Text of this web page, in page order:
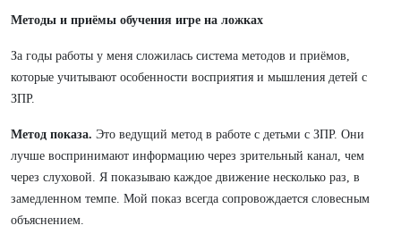
Методы и приёмы обучения игре на ложках
За годы работы у меня сложилась система методов и приёмов,
которые учитывают особенности восприятия и мышления детей с
ЗПР.
Метод показа. Это ведущий метод в работе с детьми с ЗПР. Они
лучше воспринимают информацию через зрительный канал, чем
через слуховой. Я показываю каждое движение несколько раз, в
замедленном темпе. Мой показ всегда сопровождается словесным
объяснением.